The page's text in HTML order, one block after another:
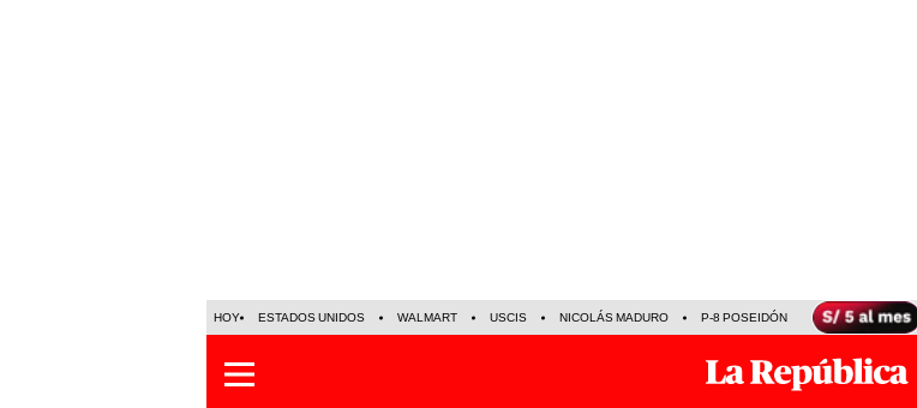
HOY ESTADOS UNIDOS WALMART USCIS NICOLÁS MADURO P-8 POSEIDÓN